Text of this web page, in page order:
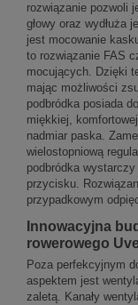
rozwiązanie pozwoli
głowy oraz wydłuża
jest mocowanie
to rozwiązanie FAS
mocujących. Dzięki
mając możliwości
podbródka posiada
miękkiej,
nadmiar paska.
wielostopniową
podbródka
przycisku.
przypadkowym
Innowacyjna
rowerowego
Poza perfekcyjnym
aspektem jest
zaletą. Kanały